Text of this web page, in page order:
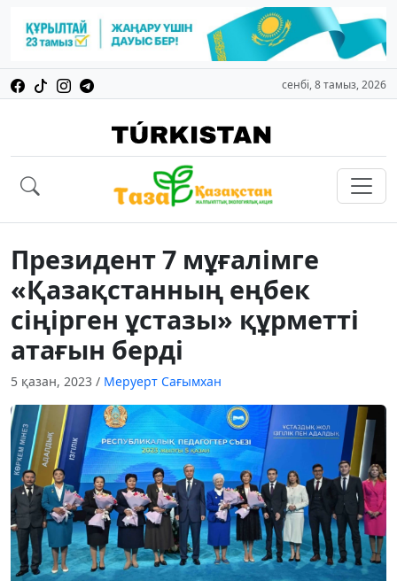
сенбі, 8 тамыз, 2026
Президент 7 мұғалімге
«Қазақстанның еңбек
сіңірген ұстазы» құрметті
атағын берді
5 қазан, 2023 / Меруерт Сағымхан